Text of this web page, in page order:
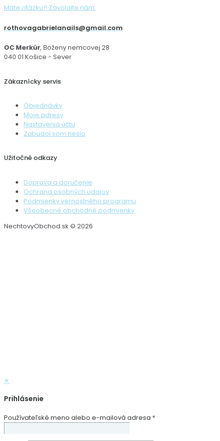
Máte otázku? Zavolajte nám.
rothovagabrielanails@gmail.com
OC Merkúr, Boženy nemcovej 28
040 01 Košice - Sever
Zákaznícky servis
Objednávky
Moje adresy
Nastavenia účtu
Zabudol som heslo
Užitočné odkazy
Doprava a doručenie
Ochrana osobných údajov
Podmienky vernostného programu
Všeobecné obchodné podmienky
NechtovyObchod.sk © 2026
✕
Prihlásenie
Používateľské meno alebo e-mailová adresa *